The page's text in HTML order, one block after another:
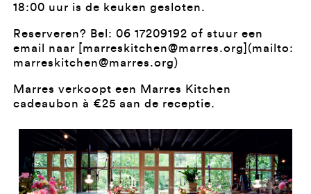
18:00 uur is de keuken gesloten.
Reserveren? Bel: 06 17209192 of stuur een
email naar [marreskitchen@marres.org](mailto:
marreskitchen@marres.org)
Marres verkoopt een Marres Kitchen
cadeaubon à €25 aan de receptie.